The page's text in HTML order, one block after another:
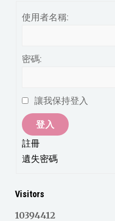
使用者名稱:
密碼:
讓我保持登入
登入
註冊
遺失密碼
Visitors
10394412